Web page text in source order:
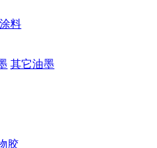
涂料
其它油墨
胶